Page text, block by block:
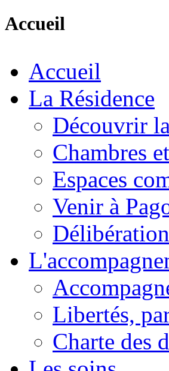
Accueil
Accueil
La Résidence
Découvrir
Chambres
Espaces
Venir à
Libertés,
Charte des